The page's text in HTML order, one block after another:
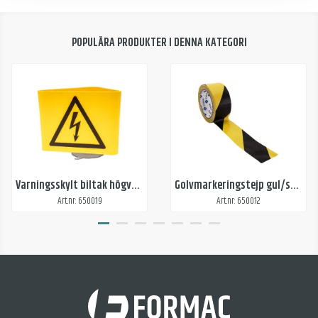
POPULÄRA PRODUKTER I DENNA KATEGORI
Varningsskylt biltak högvoltsarbete
Art.nr: 650019
Golvmarkeringstejp gul/svart
Art.nr: 650012